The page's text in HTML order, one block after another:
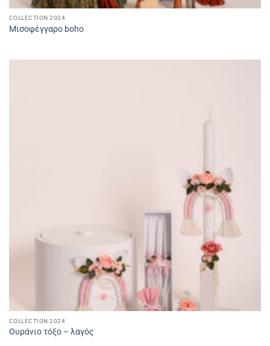
COLLECTION 2024
Μισοφέγγαρο boho
COLLECTION 2024
Ουράνιο τόξο – λαγός